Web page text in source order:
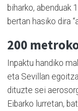
biharko, abenduak
bertan hasiko dira
200
Inpaktu handiko
eta Sevillan
dituzte sei
Eibarko lurretan,